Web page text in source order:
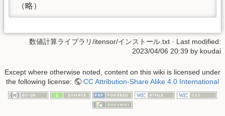
（略）
数値計算ライブラリ/itensor/インストール.txt · Last modified:
2023/04/06 20:39 by koudai
Except where otherwise noted, content on this wiki is licensed under
the following license:
CC Attribution-Share Alike 4.0 International